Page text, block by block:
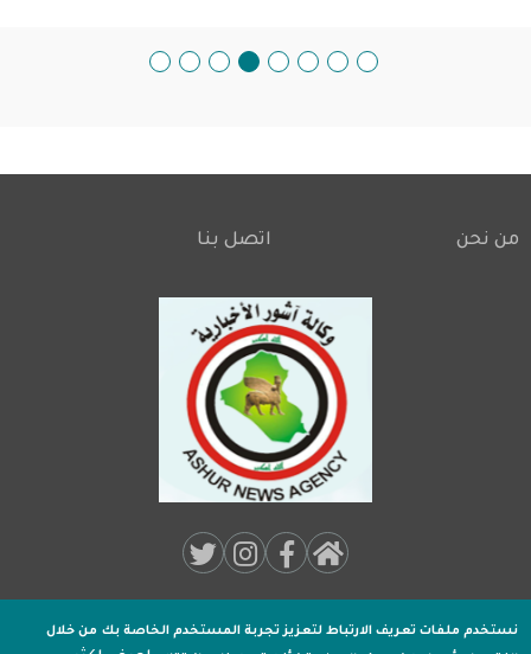
Footer
من نحن اتصل بنا
Media:
جميـع الحقوق محفوظة لـوكالة اشور الاخبارية2020 .
نستخدم ملفات تعريف الارتباط لتعزيز تجربة المستخدم الخاصة بك من خلال